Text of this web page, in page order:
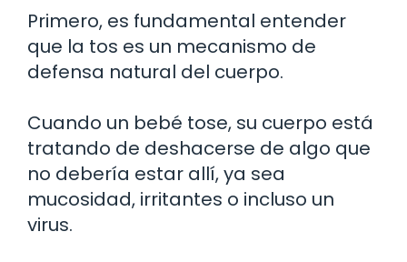
Primero, es fundamental entender
que la tos es un mecanismo de
defensa natural del cuerpo.
Cuando un bebé tose, su cuerpo está
tratando de deshacerse de algo que
no debería estar allí, ya sea
mucosidad, irritantes o incluso un
virus.